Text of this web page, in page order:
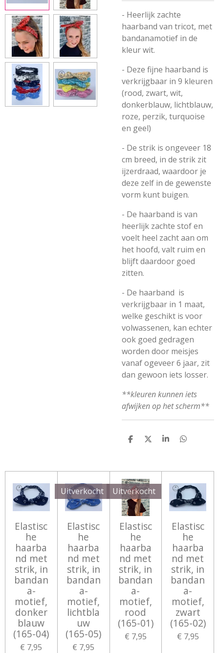
- Heerlijk zachte
haarband van tricot, met
bandanamotief in de
kleur wit.
- Deze fijne haarband is
verkrijgbaar in 9 kleuren
(rood, zwart, wit,
donkerblauw, lichtblauw,
roze, perzik, turquoise
en geel)
- De strik is ongeveer 18
cm breed, in de strik zit
ijzerdraad, waardoor je
deze zelf in de gewenste
vorm kunt buigen.
- De haarband is van
heerlijk zachte stof en
voelt heel zacht aan om
het hoofd, valt ruim en
blijft daardoor goed
zitten.
- De haarband is
verkrijgbaar in 1 maat,
welke geschikt is voor
volwassenen, kan echter
ook goed gedragen
worden door meisjes
vanaf ogeveer 6 jaar, zit
dan gewoon iets losser.
**kleuren kunnen iets
afwijken op het scherm**
D
N
D
S
E
D
N
Elastisc
he
haarba
nd met
strik, in
bandan
a-
motief,
donker
blauw
(165-04)
€ 7,95
Uitverkocht
Elastisc
he
haarba
nd met
strik, in
bandan
a-
motief,
lichtbla
uw
(165-05)
€ 7,95
Uitverkocht
Elastisc
he
haarba
nd met
strik, in
bandan
a-
motief,
rood
(165-01)
€ 7,95
Elastisc
he
haarba
nd met
strik, in
bandan
a-
motief,
zwart
(165-02)
€ 7,95